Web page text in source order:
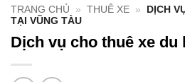
TRANG CHỦ » THUÊ XE »
DỊCH
TẠI VŨNG TÀU
Dịch vụ cho thuê xe du